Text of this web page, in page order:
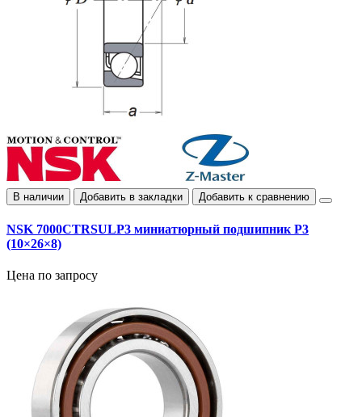
В наличии Добавить в закладки Добавить к сравнению
NSK 7000CTRSULP3 миниатюрный подшипник P3
(10×26×8)
Цена по запросу